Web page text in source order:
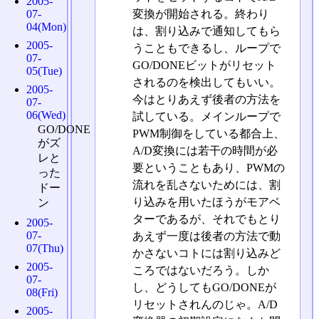
変換が開始される。終わり
は、割り込みで通知してもら
うこともできるし、ループで
GO/DONEビットがリセット
されるのを検出してもいい。
今はとりあえず後者の方法を
試している。メインループで
PWM制御をしている都合上、
A/D変換には若干の時間が必
要ということもあり、PWMの
流れを乱さないためには、割
り込みを用いたほうがモアベ
ターであるが、それでもとり
あえず一度は後者の方法で動
かさないコトには割り込みど
ころではないだろう。しか
し、どうしてもGO/DONEが
リセットされんのじゃ。A/D
07-
04(Mon)
2005-
07-
05(Tue)
2005-
07-
06(Wed)
GO/DONE
がズ
レと
った
ドー
ン
2005-
07-
07(Thu)
2005-
07-
08(Fri)
2005-